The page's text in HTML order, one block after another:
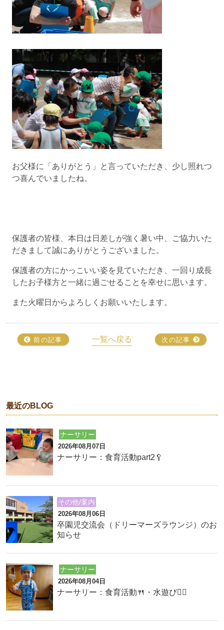
お父様に「ありがとう」と言っていただき、少し照れつ
つ喜んでいましたね。
保護者の皆様、本日は日差しが強く暑い中、ご協力いた
だきまして誠にありがとうございました。
保護者の方にかっこいい姿を見ていただき、一回り成長
したお子様方と一緒に過ごせることを幸せに思います。
また火曜日からよろしくお願いいたします。
前の記事 一覧へ戻る 次の記事
最近のBLOG
ナーサリー
2026年08月07日
ナーサリー：食育活動part2🥄
その他/案内
2026年08月06日
卒園児交流会（ドリーマーズラウンジ）のお
知らせ
ナーサリー
2026年08月04日
ナーサリー：食育活動🍴・水遊び🏊‍♂️